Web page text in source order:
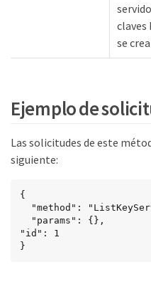
claves
se
Ejemplo de
Las solicitudes de este
siguiente:
{
"id": 1
}